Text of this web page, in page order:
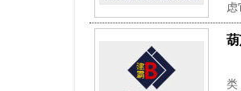
虑
类